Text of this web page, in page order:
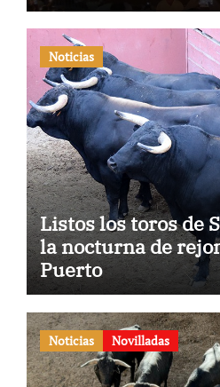
Noticias
Listos los toros de
la nocturna de
Puerto
Noticias Novilladas